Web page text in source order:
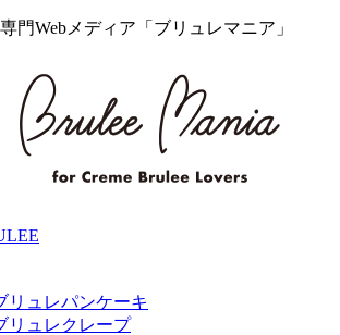
門Webメディア「ブリュレマニア」
リュレパンケーキ
リュレクレープ